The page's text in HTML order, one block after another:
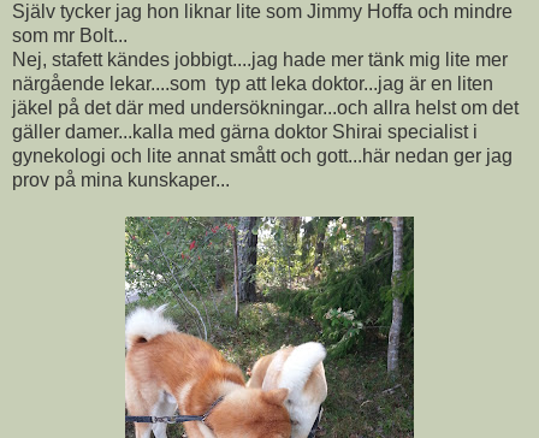
Själv tycker jag hon liknar lite som Jimmy Hoffa och mindre
som mr Bolt...
Nej, stafett kändes jobbigt....jag hade mer tänk mig lite mer
närgående lekar....som typ att leka doktor...jag är en liten
jäkel på det där med undersökningar...och allra helst om det
gäller damer...kalla med gärna doktor Shirai specialist i
gynekologi och lite annat smått och gott...här nedan ger jag
prov på mina kunskaper...